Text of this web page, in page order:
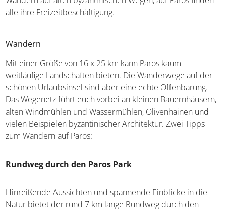
Es gibt viel zu erleben auf Paros. Ob Schwimmen im
glasklaren Wasser, Surfabenteuer im Meltemi-Wind oder
finden alle ihre Freizeitbeschäftigung.
Wandern
Mit einer Größe von 16 x 25 km kann Paros kaum
weitläufige Landschaften bieten. Die Wanderwege auf der
schönen Urlaubsinsel sind aber eine echte Offenbarung.
Das Wegenetz führt euch vorbei an kleinen
Bauernhäusern, alten Windmühlen und Wassermühlen,
Architektur. Zwei Tipps zum Wandern auf Paros:
Rundweg durch den Paros Park